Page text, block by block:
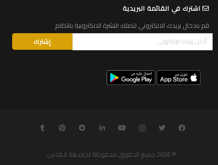
اشترك في القائمة البريدية
قم بادخال بريدك الالكتروني لتصلك النشرة الالكترونية بانتظام
© 2026 جميع الحقوق محفوظة لجامـعة الـقدس.